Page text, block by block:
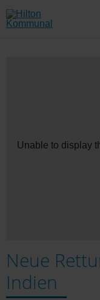
Unable to display
Neue
Indien